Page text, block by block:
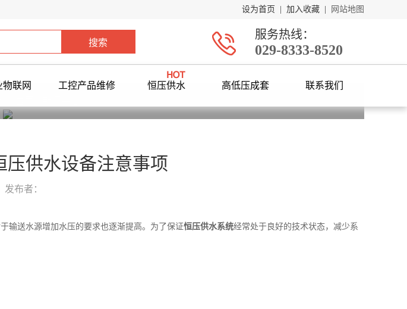
设为首页 加入收藏 网站地图
服务热线：
029-8333-8520
物联网 工控产品维修 恒压供水 高低压成套
联系我们
压供水设备注意事项
发布者：
输送水源增加水压的要求也逐渐提高。为了保证恒压供水系统经常处于良好的技术状态，减少系